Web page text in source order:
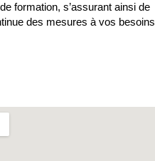
formation, s’assurant ainsi de
des mesures à vos besoins